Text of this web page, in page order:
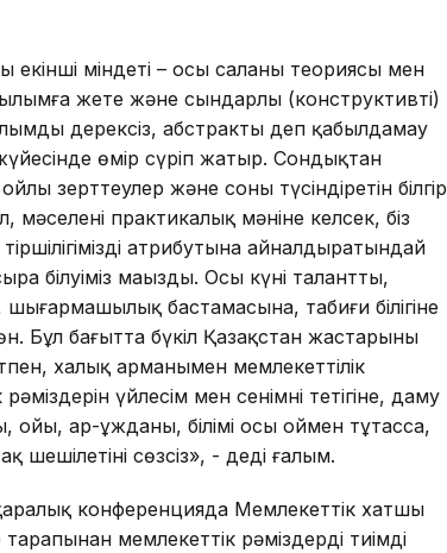
екінші міндеті – осы саланың теориясы мен
жете және сындарлы (конструктивті)
дерексіз, абстракты деп қабылдамау
жүйесінде өмір сүріп жатыр. Сондықтан
зерттеулер және соны түсіндіретін білгір
практикалық мәніне келсек, біз
тіршілігіміздің атрибутына айналдыратындай
білуіміз маңызды. Осы күні талантты,
бастамасына, табиғи білігіне
Бұл бағытта бүкіл Қазақстан жастарының
халық арманымен мемлекеттілік
үйлесім мен сенімнің тетігіне, даму
ар-ұжданы, білімі осы оймен тұтасса,
шешілетіні сөзсіз», - деді ғалым.
конференцияда Мемлекеттік хатшы
мемлекеттік рәміздерді тиімді